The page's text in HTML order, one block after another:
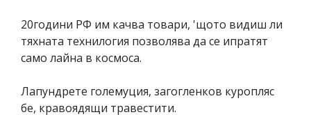
20години РФ им качва товари, 'щото видиш ли
тяхната технилогия позволява да се ипратят
само лайна в космоса.
Лапундрете големуция, загогленков куропляс
бе, кравоядящи травестити.